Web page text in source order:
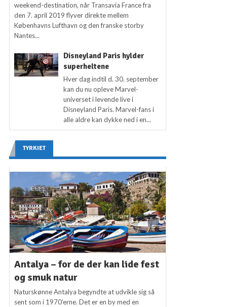
weekend-destination, når Transavia France fra
den 7. april 2019 flyver direkte mellem
Københavns Lufthavn og den franske storby
Nantes...
Disneyland Paris hylder
superheltene
Hver dag indtil d. 30. september
kan du nu opleve Marvel-
universet i levende live i
Disneyland Paris. Marvel-fans i
alle aldre kan dykke ned i en...
TYRKIET
Antalya – for de der kan lide fest
og smuk natur
Naturskønne Antalya begyndte at udvikle sig så
sent som i 1970’erne. Det er en by med en